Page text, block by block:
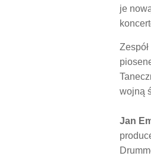
je
wojną
Jan